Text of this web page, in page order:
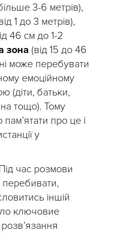
3-6 метрів),
1 до 3 метрів),
46 см до 1-2
зона (від 15 до 46
може перебувати
емоційному
(діти, батьки,
тощо). Тому
про це і
у
час розмови
іншій
ключовие